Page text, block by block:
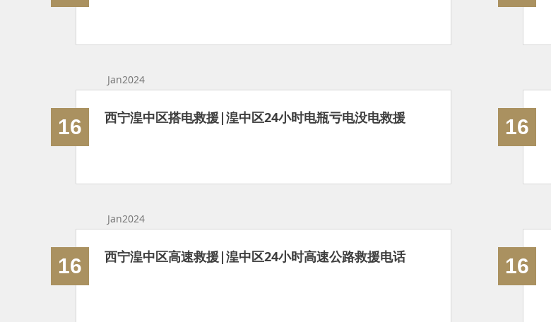
Jan2024
16 西宁湟中区搭电救援|湟中区24小时电瓶亏电没电救援 16
Jan2024
16 西宁湟中区高速救援|湟中区24小时高速公路救援电话 16